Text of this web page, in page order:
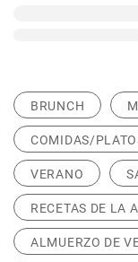
BRUNCH
COMIDAS/
VERANO
RECETAS DE LA
ALMUERZO DE